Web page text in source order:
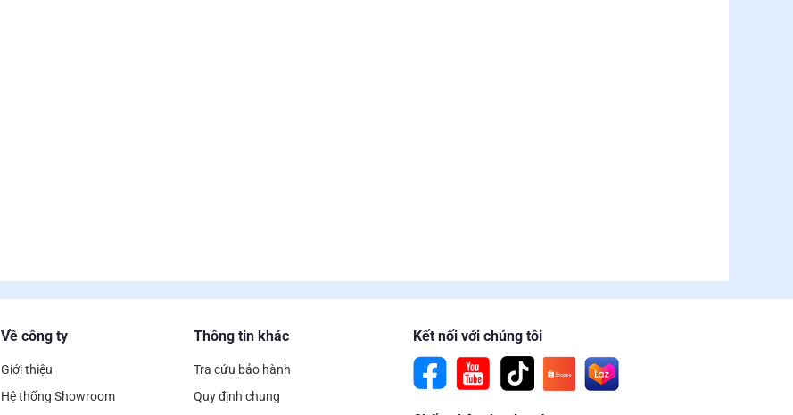
Về công ty
Giới thiệu
Hệ thống Showroom
Thông tin khác
Tra cứu bảo hành
Quy định chung
Kết nối với chúng tôi